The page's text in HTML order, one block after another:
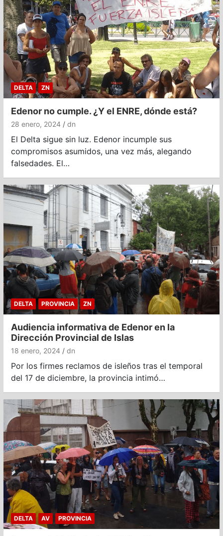
DELTA ZN
Edenor no cumple. ¿Y el ENRE, dónde está?
28 enero, 2024 dn
El Delta sigue sin luz. Edenor incumple sus
compromisos asumidos, una vez más, alegando
falsedades. El…
DELTA PROVINCIA ZN
Audiencia informativa de Edenor en la
Dirección Provincial de Islas
18 enero, 2024 dn
Por los firmes reclamos de isleños tras el temporal
del 17 de diciembre, la provincia intimó…
DELTA AV PROVINCIA